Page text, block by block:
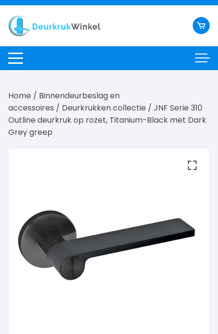
Ga
naar
inhoud
Home / Binnendeurbeslag en
accessoires / Deurkrukken collectie / JNF Serie 310
Outline deurkruk op rozet, Titanium-Black met Dark
Grey greep